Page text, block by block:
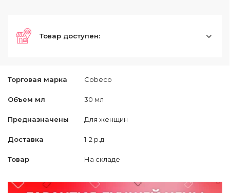
Торговая марка Cobeco
Объем мл 30 мл
Предназначены Для женщин
Доставка 1-2 р.д.
Товар На складе
Товар доступен: